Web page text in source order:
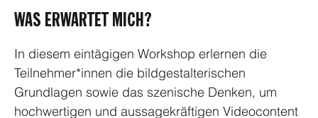
WAS ERWARTET MICH?
In diesem eintägigen Workshop erlernen die
Teilnehmer*innen die bildgestalterischen
Grundlagen sowie das szenische Denken, um
hochwertigen und aussagekräftigen Videocontent